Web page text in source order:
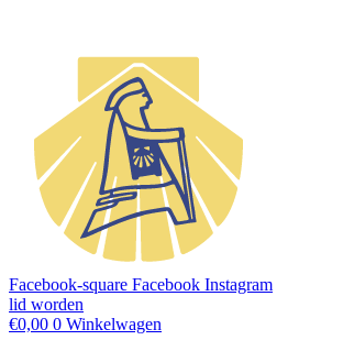
Facebook-square Facebook Instagram
lid worden
€0,00 0 Winkelwagen